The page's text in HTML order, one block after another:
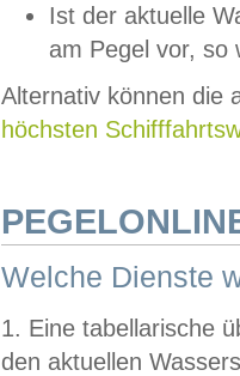
Ist der aktuelle
am Pegel vor,
Alternativ können die
höchsten
Welche Dienste
1. Eine tabellarische
den aktuellen